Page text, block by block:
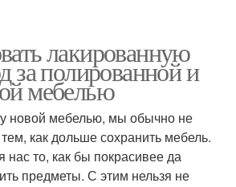
лакированную
за полированной и
мебелью
новой мебелью, мы обычно не
как дольше сохранить мебель.
нас то, как бы покрасивее да
предметы. С этим нельзя не